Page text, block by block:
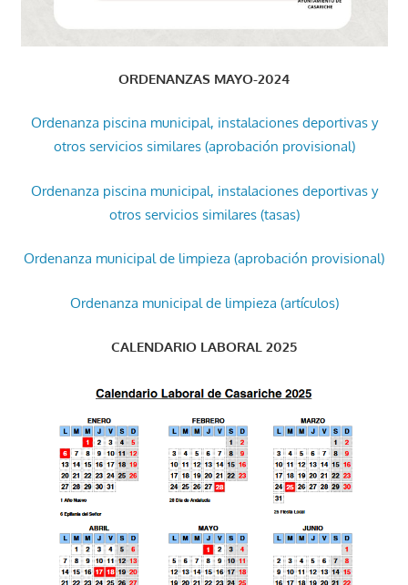
ORDENANZAS MAYO-2024
Ordenanza piscina municipal, instalaciones deportivas y
otros servicios similares (aprobación provisional)
Ordenanza piscina municipal, instalaciones deportivas y
otros servicios similares (tasas)
Ordenanza municipal de limpieza (aprobación provisional)
Ordenanza municipal de limpieza (artículos)
CALENDARIO LABORAL 2025